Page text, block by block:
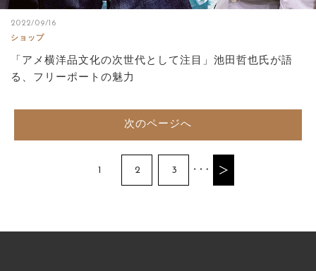
2022/09/16
ショップ
「アメ横洋品文化の次世代として注目」池田哲也氏が語
る、フリーポートの魅力
次のページへ
1 2 3